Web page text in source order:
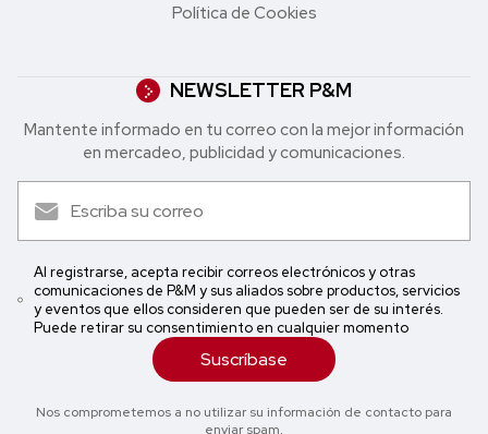
Política de Cookies
NEWSLETTER P&M
Mantente informado en tu correo con la mejor in formación
en mercadeo, publicidad y comunicaciones.
Al registrarse, acepta recibir correos electrónicos y otras
comunicaciones de P&M y sus aliados sobre productos, servicios
y eventos que ellos consideren que pueden ser de su interés.
Puede retirar su consentimiento en cualquier momento
Suscríbase
Nos comprometemos a no utilizar su información de contacto para
enviar spam.